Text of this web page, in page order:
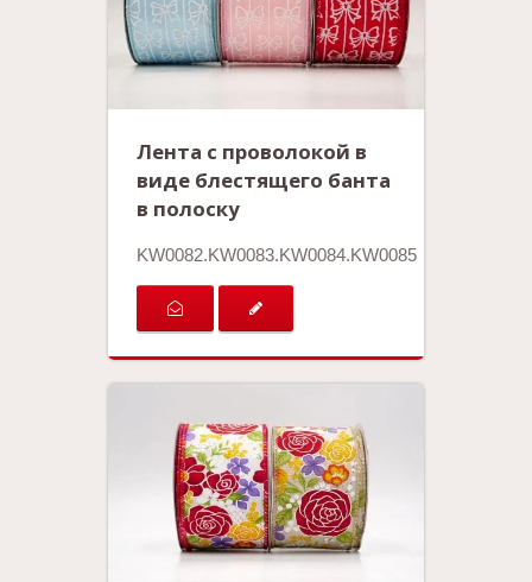
Лента с проволокой в
виде блестящего банта
в полоску
KW0082.KW0083.KW0084.KW0085